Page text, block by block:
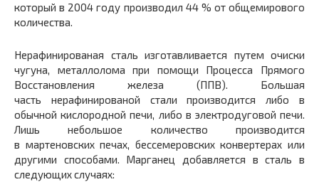
который в 2004 году производил 44 % от общемирового
количества.
Нерафинированая сталь изготавливается путем очиски
чугуна, металлолома при помощи Процесса Прямого
Восстановления железа (ППВ). Большая
часть нерафинированой стали производится либо в
обычной кислородной печи, либо в электродуговой печи.
Лишь небольшое количество производится
в мартеновских печах, бессемеровских конвертерах или
другими способами. Марганец добавляется в сталь в
следующих случаях: